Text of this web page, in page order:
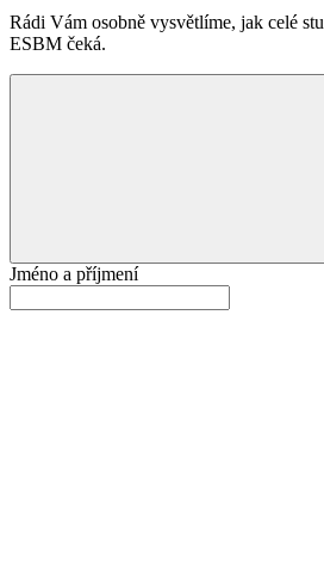
Rádi Vám osobně vysvětlíme, jak celé
ESBM čeká.
Jméno a příjmení